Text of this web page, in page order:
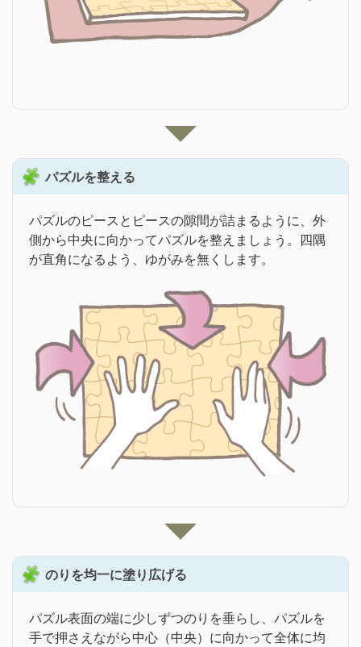
パズルを整える
パズルのピースとピースの隙間が詰まるように、外
側から中央に向かってパズルを整えましょう。四隅
が直角になるよう、ゆがみを無くします。
のりを均一に塗り広げる
パズル表面の端に少しずつのりを垂らし、パズルを
手で押さえながら中心（中央）に向かって全体に均